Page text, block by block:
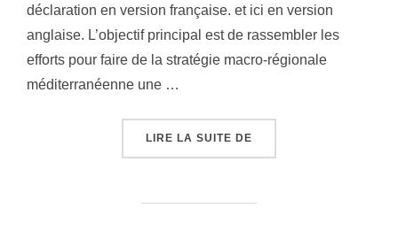
déclaration en version française. et ici en version
anglaise. L’objectif principal est de rassembler les
efforts pour faire de la stratégie macro-régionale
méditerranéenne une …
LIRE LA SUITE DE